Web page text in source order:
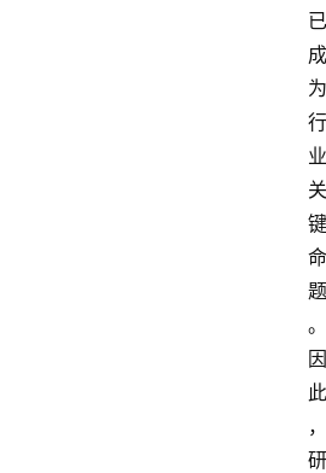
已
成
为
行
业
关
键
命
题
。
因
此
，
研